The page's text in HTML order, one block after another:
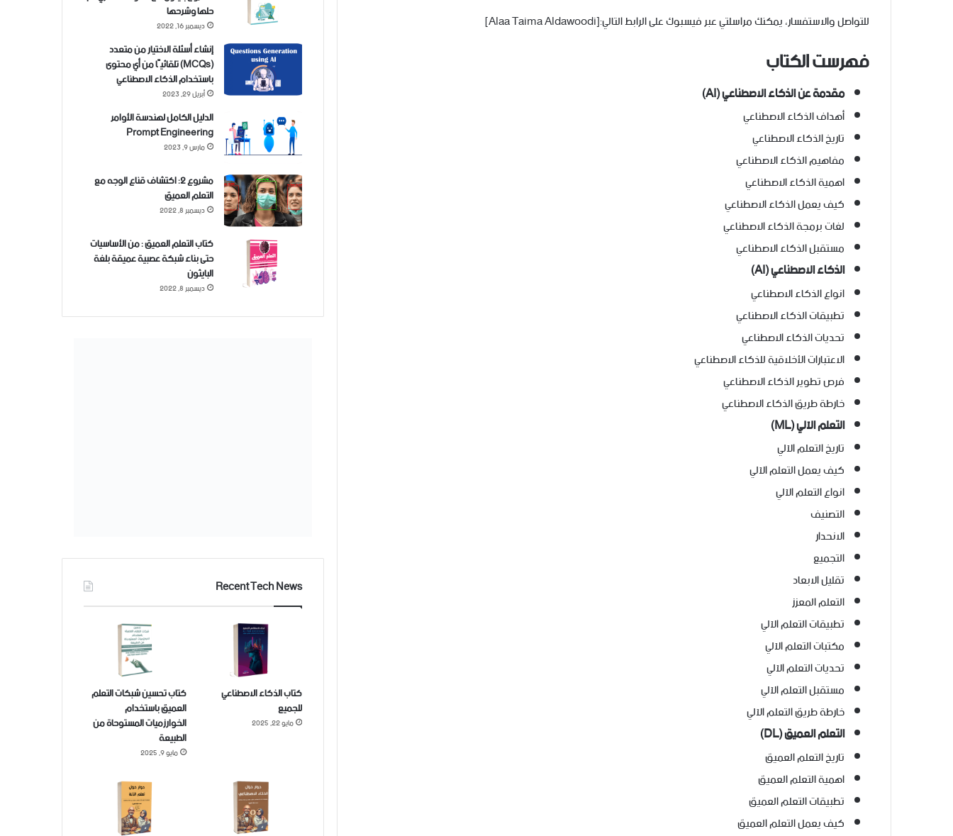
للتواصل والاستفسار، يمكنك مراسلتي عبر فيسبوك على الرابط التالي:[Alaa Taima Aldawoodi]
فهرست الكتاب
مقدمة عن الذكاء الاصطناعي (AI)
أهداف الذكاء الاصطناعي
تاريخ الذكاء الاصطناعي
مفاهيم الذكاء الاصطناعي
اهمية الذكاء الاصطناعي
كيف يعمل الذكاء الاصطناعي
لغات برمجة الذكاء الاصطناعي
مستقبل الذكاء الاصطناعي
الذكاء الاصطناعي (AI)
انواع الذكاء الاصطناعي
تطبيقات الذكاء الاصطناعي
تحديات الذكاء الاصطناعي
الاعتبارات الأخلاقية للذكاء الاصطناعي
فرص تطوير الذكاء الاصطناعي
خارطة طريق الذكاء الاصطناعي
التعلم الآلي (ML)
تاريخ التعلم الآلي
كيف يعمل التعلم الآلي
انواع التعلم الآلي
التصنيف
الانحدار
التجميع
تقليل الابعاد
التعلم المعزز
تطبيقات التعلم الآلي
مكتبات التعلم الآلي
تحديات التعلم الآلي
مستقبل التعلم الآلي
خارطة طريق التعلم الآلي
التعلم العميق (DL)
تاريخ التعلم العميق
اهمية التعلم العميق
تطبيقات التعلم العميق
كيف يعمل التعلم العميق
حلها وشرحها
ديسمبر 16, 2022
إنشاء أسئلة الاختيار من متعدد
(MCQs) تلقائيًا من أي محتوى
باستخدام الذكاء الاصطناعي
أبريل 29, 2023
الدليل الكامل لهندسة الأوامر
Prompt Engineering
مارس 9, 2023
مشروع 2: اكتشاف قناع الوجه مع
التعلم العميق
ديسمبر 8, 2022
كتاب التعلم العميق : من الأساسيات
حتى بناء شبكة عصبية عميقة بلغة
البايثون
ديسمبر 8, 2022
Recent Tech News
كتاب الذكاء الاصطناعي
للجميع
مايو 22, 2025
كتاب تحسين شبكات التعلم
العميق باستخدام
الخوارزميات المستوحاة من
الطبيعة
مايو 9, 2025